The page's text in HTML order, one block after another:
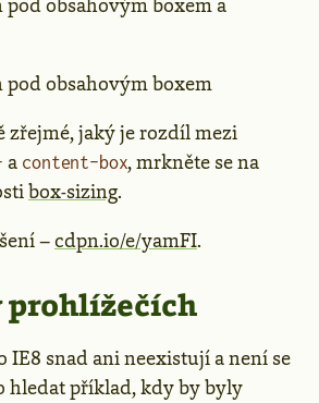
pod obsahovým boxem a
pod obsahovým boxem
zřejmé, jaký je rozdíl mezi
a content-box, mrkněte se na
box-sizing.
–cdpn.io/e/yamFI.
prohlížečích
IE8 snad ani neexistují a není se
hledat příklad, kdy by byly